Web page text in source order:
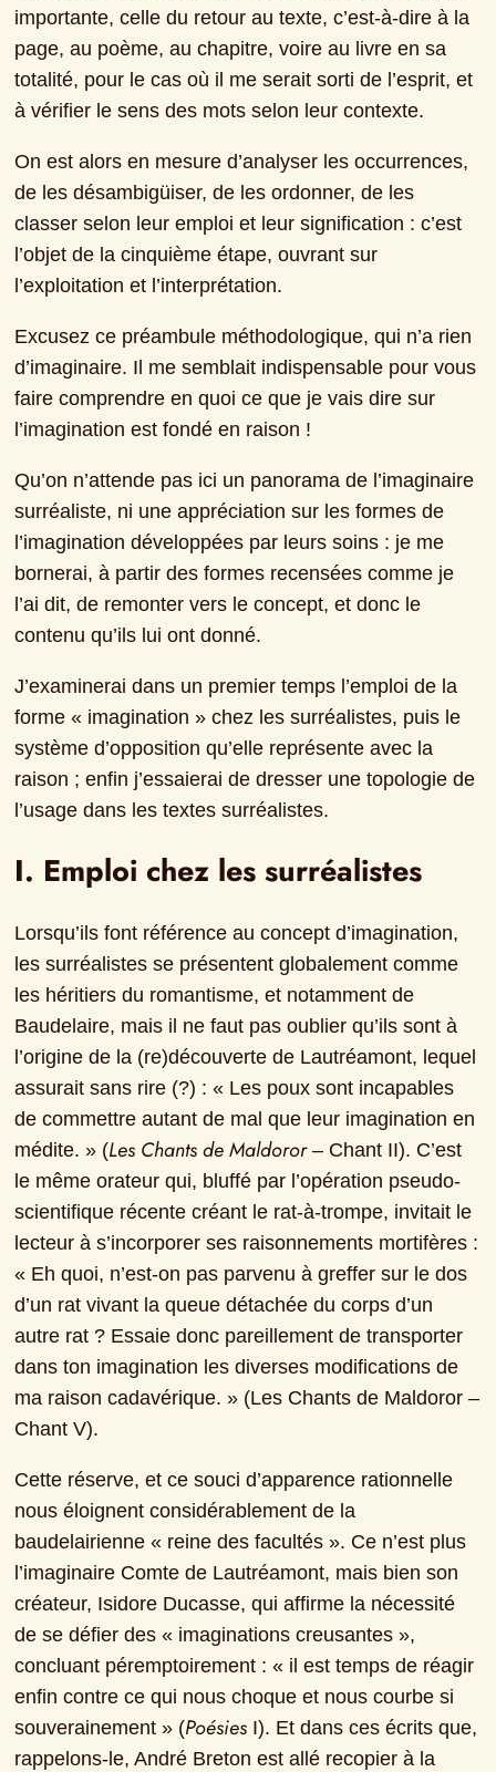
importante, celle du retour au texte, c’est-à-dire à la
page, au poème, au chapitre, voire au livre en sa
totalité, pour le cas où il me serait sorti de l’esprit, et
à vérifier le sens des mots selon leur contexte.
On est alors en mesure d’analyser les occurrences,
de les désambigüiser, de les ordonner, de les
classer selon leur emploi et leur signification : c’est
l’objet de la cinquième étape, ouvrant sur
l’exploitation et l’interprétation.
Excusez ce préambule méthodologique, qui n’a rien
d’imaginaire. Il me semblait indispensable pour vous
faire comprendre en quoi ce que je vais dire sur
l’imagination est fondé en raison !
Qu’on n’attende pas ici un panorama de l’imaginaire
surréaliste, ni une appréciation sur les formes de
l’imagination développées par leurs soins : je me
bornerai, à partir des formes recensées comme je
l’ai dit, de remonter vers le concept, et donc le
contenu qu’ils lui ont donné.
J’examinerai dans un premier temps l’emploi de la
forme « imagination » chez les surréalistes, puis le
système d’opposition qu’elle représente avec la
raison ; enfin j’essaierai de dresser une topologie de
l’usage dans les textes surréalistes.
I. Emploi chez les surréalistes
Lorsqu’ils font référence au concept d’imagination,
les surréalistes se présentent globalement comme
les héritiers du romantisme, et notamment de
Baudelaire, mais il ne faut pas oublier qu’ils sont à
l’origine de la (re)découverte de Lautréamont, lequel
assurait sans rire (?) : « Les poux sont incapables
de commettre autant de mal que leur imagination en
médite. » (Les Chants de Maldoror – Chant II). C’est
le même orateur qui, bluffé par l’opération pseudo-
scientifique récente créant le rat-à-trompe, invitait le
lecteur à s’incorporer ses raisonnements mortifères :
« Eh quoi, n’est-on pas parvenu à greffer sur le dos
d’un rat vivant la queue détachée du corps d’un
autre rat ? Essaie donc pareillement de transporter
dans ton imagination les diverses modifications de
ma raison cadavérique. » (Les Chants de Maldoror –
Chant V).
Cette réserve, et ce souci d’apparence rationnelle
nous éloignent considérablement de la
baudelairienne « reine des facultés ». Ce n’est plus
l’imaginaire Comte de Lautréamont, mais bien son
créateur, Isidore Ducasse, qui affirme la nécessité
de se défier des « imaginations creusantes »,
concluant péremptoirement : « il est temps de réagir
enfin contre ce qui nous choque et nous courbe si
souverainement » (Poésies I). Et dans ces écrits que,
rappelons-le, André Breton est allé recopier à la